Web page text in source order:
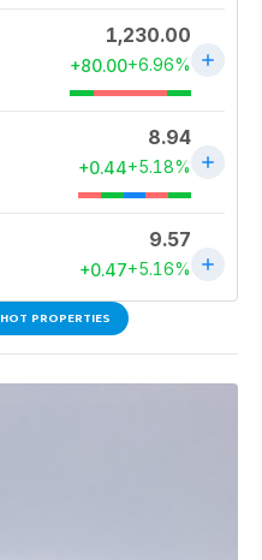
HOT PROPERTIES